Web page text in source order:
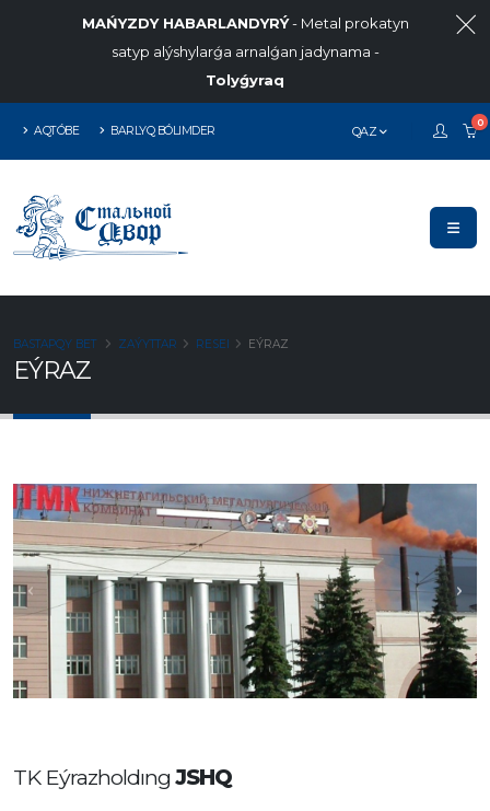
MAŃYZDY HABARLANDYRÝ- Metal prokatyn
satyp alýshylarǵa arnalǵan jadynama -
Tolyǵyraq
AQTÓBE BARLYQ BÓLIMDER QAZ
0
EÝRAZ
BASTAPQY BET ZAÝYTTAR RESEI EÝRAZ
TK EýrazholdıngJSHQ